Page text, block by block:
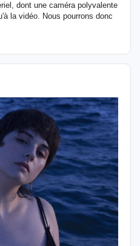
dont une caméra polyvalente
la vidéo. Nous pourrons donc